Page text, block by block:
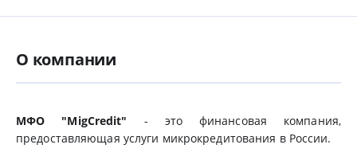
О компании
МФО "MigCredit" - это финансовая компания,
предоставляющая услуги микрокредитования в России.